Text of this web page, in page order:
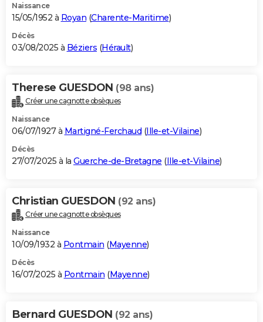
Naissance
15/05/1952 à Royan (Charente-Maritime)
Décès
03/08/2025 à Béziers (Hérault)
Therese GUESDON (98 ans)
Créer une cagnotte obsèques
Naissance
06/07/1927 à Martigné-Ferchaud (Ille-et-Vilaine)
Décès
27/07/2025 à la Guerche-de-Bretagne (Ille-et-Vilaine)
Christian GUESDON (92 ans)
Créer une cagnotte obsèques
Naissance
10/09/1932 à Pontmain (Mayenne)
Décès
16/07/2025 à Pontmain (Mayenne)
Bernard GUESDON (92 ans)